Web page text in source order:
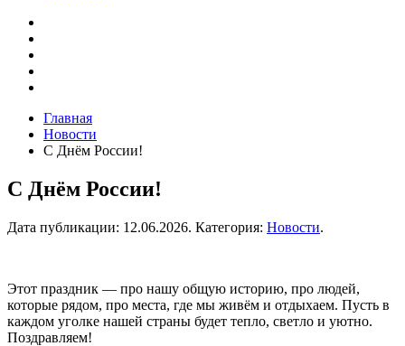
Главная
Новости
С Днём России!
С Днём России!
Дата публикации: 12.06.2026. Категория: Новости.
Этот праздник — про нашу общую историю, про людей,
которые рядом, про места, где мы живём и отдыхаем. Пусть в
каждом уголке нашей страны будет тепло, светло и уютно.
Поздравляем!